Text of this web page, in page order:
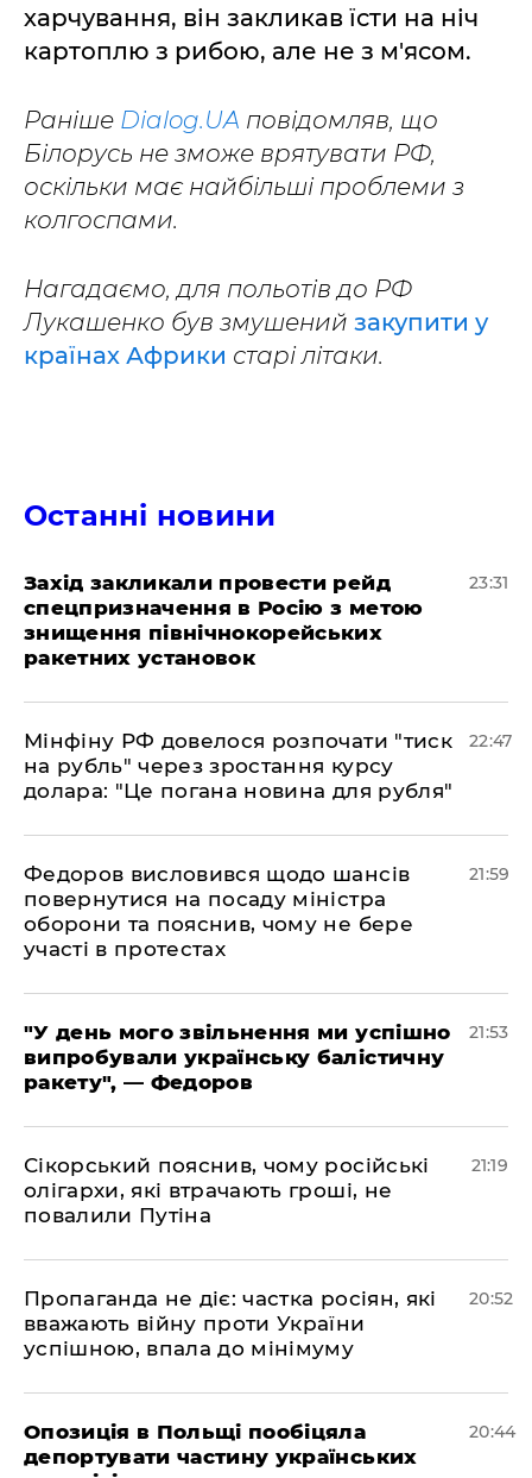
харчування, він закликав їсти на ніч
картоплю з рибою, але не з м'ясом.
Раніше Dialog.UA повідомляв, що
Білорусь не зможе врятувати РФ,
оскільки має найбільші проблеми з
колгоспами.
Нагадаємо, для польотів до РФ
Лукашенко був змушений закупити у
країнах Африки старі літаки.
Останні новини
​Захід закликали провести рейд
спецпризначення в Росію з метою
знищення північнокорейських
ракетних установок
23:31
​Мінфіну РФ довелося розпочати "тиск
на рубль" через зростання курсу
долара: "Це погана новина для рубля"
22:47
​Федоров висловився щодо шансів
повернутися на посаду міністра
оборони та пояснив, чому не бере
участі в протестах
21:59
​"У день мого звільнення ми успішно
випробували українську балістичну
ракету", — Федоров
21:53
​Сікорський пояснив, чому російські
олігархи, які втрачають гроші, не
повалили Путіна
21:19
​Пропаганда не діє: частка росіян, які
вважають війну проти України
успішною, впала до мінімуму
20:52
​Опозиція в Польщі пообіцяла
депортувати частину українських
20:44